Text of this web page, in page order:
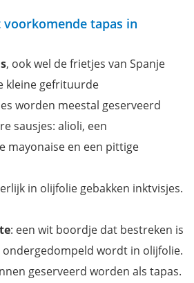
tapas in
, ook wel de frietjes van Spanje
kleine gefrituurde
worden meestal geserveerd
sausjes: alioli, een
mayonaise en een pittige
in olijfolie gebakken inktvisjes.
: een wit boordje dat bestreken is
wordt in olijfolie.
geserveerd worden als tapas.